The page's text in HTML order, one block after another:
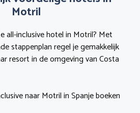
Motril
all-inclusive hotel in Motril? Met
stappenplan regel je gemakkelijk
resort in de omgeving van Costa
naar Motril in Spanje boeken